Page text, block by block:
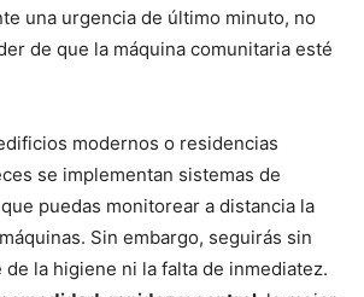
una urgencia de último minuto, no
de que la máquina comunitaria esté
modernos o residencias
se implementan sistemas de
puedas monitorear a distancia la
Sin embargo, seguirás sin
la higiene ni la falta de inmediatez.